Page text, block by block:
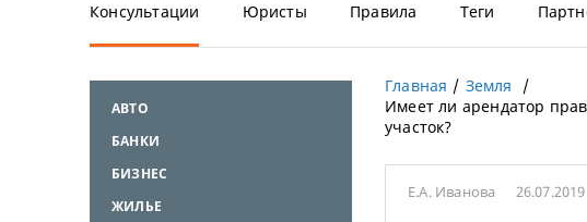
Консультации Юристы Правила Теги
АВТО
БАНКИ
БИЗНЕС
ЖИЛЬЕ
Главная
Земля
Имеет ли арендатор
участок?
Е.А. Иванова 26.07.2019